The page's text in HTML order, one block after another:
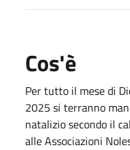
Cos'è
Per tutto il mese di
2025 si terranno
natalizio secondo il
alle Associazioni